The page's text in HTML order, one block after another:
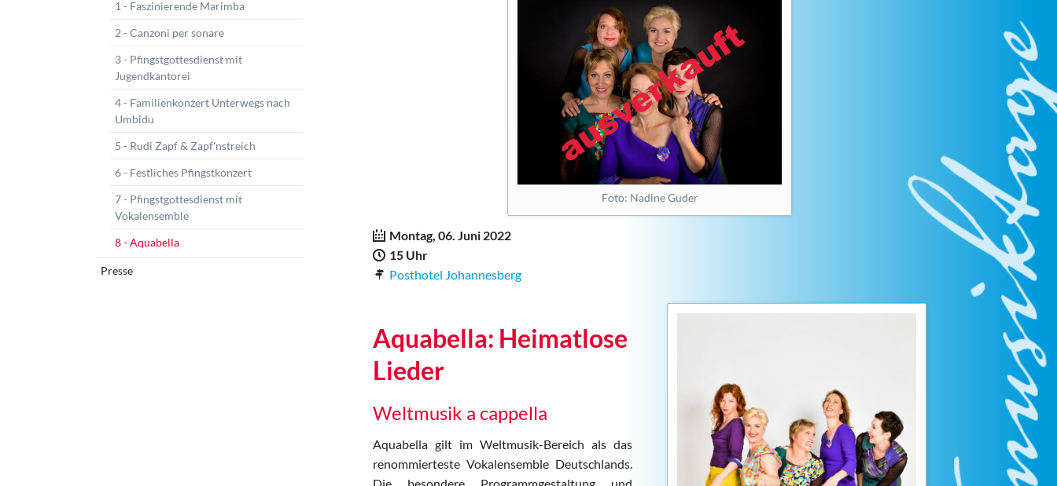
6 - Festliches Pfingstkonzert
7 - Pfingstgottesdienst mit Vokalensemble
8 - Aquabella
Presse
47. Lauterbacher Pfingstmusiktage
46. Lauterbacher Pfingstmusiktage
45. Lauterbacher Pfingstmusiktage
44. Lauterbacher Pfingstmusiktage
40. Lauterbacher Pfingstmusiktage
39. Lauterbacher Pfingstmusiktage
38. Lauterbacher Pfingstmusiktage
Foto: Nadine Guder
Montag, 06. Juni 2022
15 Uhr
Posthotel Johannesberg
Aquabella: Heimatlose
Lieder
Weltmusik a cappella
Aquabella gilt im Weltmusik-Bereich als das
renommierteste Vokalensemble Deutschlands.
1 - Faszinierende Marimba
2 - Canzoni per sonare
3 - Pfingstgottesdienst mit
Jugendkantorei
4 - Familienkonzert Unterwegs nach
Umbidu
5 - Rudi Zapf & Zapf'nstreich
6 - Festliches Pfingstkonzert
7 - Pfingstgottesdienst mit
Vokalensemble
8 - Aquabella
Presse